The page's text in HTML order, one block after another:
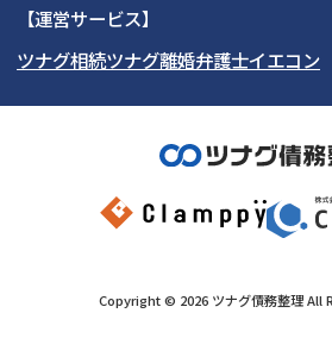
秋田県
福島県
埼玉県
茨城県 群馬
愛知県
岐阜県 山梨
関西
大阪府 京都
奈
和
北陸・甲信越
石
富
岡
九州・沖縄
会社破産・法人破産
消費者金融・サラ金
カー
ト会
奨学
【運営サービス】
ツナグ相続ツナグ離婚弁護士イエコン
Copyright © 2026 ツナグ債務整理All